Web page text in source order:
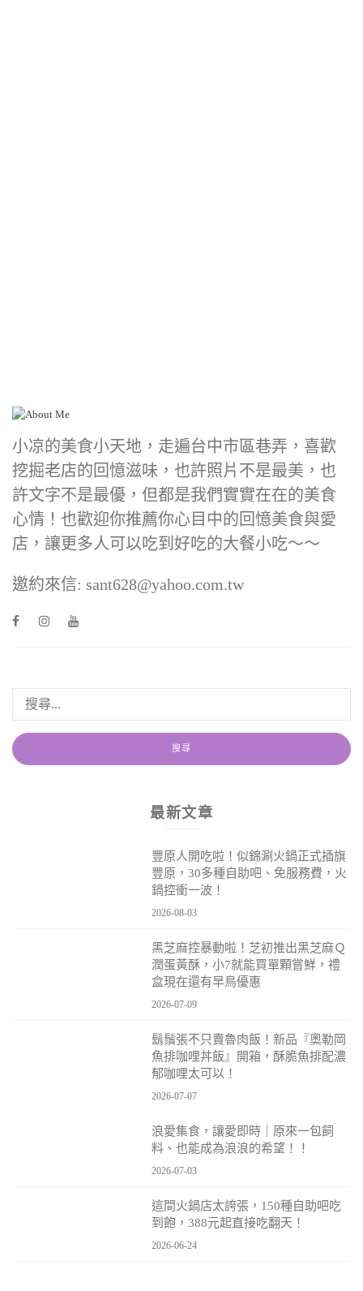
小凉的美食小天地，走遍台中市區巷弄，喜歡
挖掘老店的回憶滋味，也許照片不是最美，也
許文字不是最優，但都是我們實實在在的美食
心情！也歡迎你推薦你心目中的回憶美食與愛
店，讓更多人可以吃到好吃的大餐小吃～～
邀約來信: sant628@yahoo.com.tw
最新文章
豐原人開吃啦！似錦涮火鍋正式插旗
豐原，30多種自助吧、免服務費，火
鍋控衝一波！
2026-08-03
黑芝麻控暴動啦！芝初推出黑芝麻Ｑ
潤蛋黃酥，小7就能買單顆嘗鮮，禮
盒現在還有早鳥優惠
2026-07-09
鬍鬚張不只賣魯肉飯！新品『奧勒岡
魚排咖哩丼飯』開箱，酥脆魚排配濃
郁咖哩太可以！
2026-07-07
浪愛集食，讓愛即時｜原來一包飼
料、也能成為浪浪的希望！！
2026-07-03
這間火鍋店太誇張，150種自助吧吃
到飽，388元起直接吃翻天！
2026-06-24